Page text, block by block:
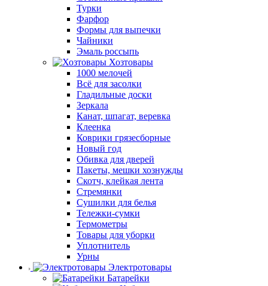
Турки
Фарфор
Формы для выпечки
Чайники
Эмаль россыпь
Хозтовары
1000 мелочей
Всё для засолки
Гладильные доски
Зеркала
Канат, шпагат, веревка
Клеенка
Коврики грязесборные
Новый год
Обивка для дверей
Пакеты, мешки хознужды
Скотч, клейкая лента
Стремянки
Сушилки для белья
Тележки-сумки
Термометры
Товары для уборки
Уплотнитель
Урны
Электротовары
Батарейки